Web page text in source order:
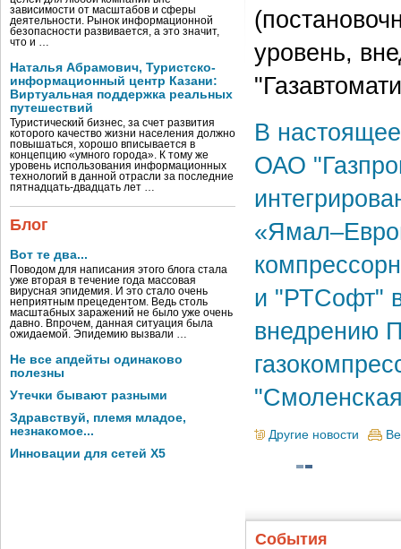
зависимости от масштабов и сферы
деятельности. Рынок информационной
безопасности развивается, а это значит,
что и …
Наталья Абрамович, Туристско-
информационный центр Казани:
Виртуальная поддержка реальных
путешествий
Туристический бизнес, за счет развития
которого качество жизни населения должно
повышаться, хорошо вписывается в
концепцию «умного города». К тому же
уровень использования информационных
технологий в данной отрасли за последние
пятнадцать-двадцать лет …
Блог
Вот те два...
Поводом для написания этого блога стала
уже вторая в течение года массовая
вирусная эпидемия. И это стало очень
неприятным прецедентом. Ведь столь
масштабных заражений не было уже очень
давно. Впрочем, данная ситуация была
ожидаемой. Эпидемию вызвали …
Не все апдейты одинаково
полезны
Утечки бывают разными
Здравствуй, племя младое,
незнакомое...
Инновации для сетей X5
уровень,
В
ОАО
и "РТСофт"
внедрению
Другие новости
События